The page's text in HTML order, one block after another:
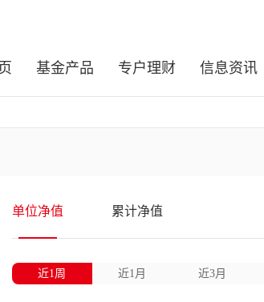
基金产品 专户理财 信息资讯
单位净值 累计净值
近1周 近1月 近3月